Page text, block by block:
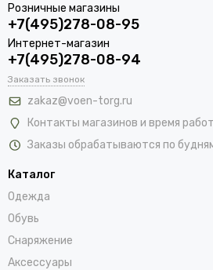
Розничные магазины
+7(495)278-08-95
Интернет-магазин
+7(495)278-08-94
Заказать звонок
zakaz@voen-torg.ru
Контакты магазинов и время
Заказы обрабатываются по
Каталог
Одежда
Обувь
Снаряжение
Аксессуары